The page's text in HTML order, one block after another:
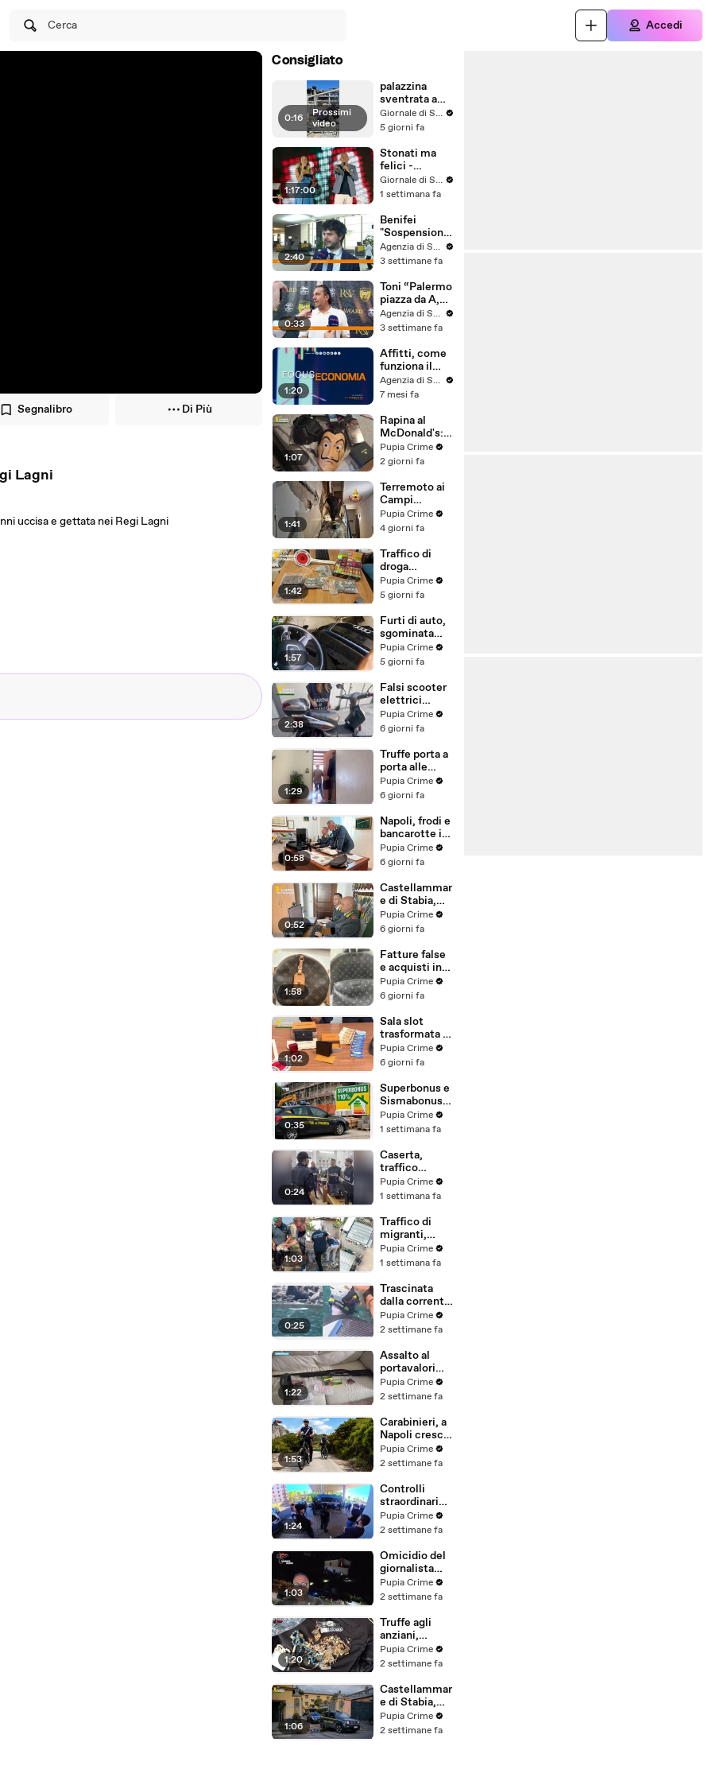
Cerca Accedi
Segnalibro Di Più
Lagni
uccisa e gettata nei Regi Lagni
Consigliato
0:16 | Prossimi
video
palazzina
sventrata a
Messina,
nuovo video
Giornale di Sicilia
5 giorni fa
1:17:00
Stonati ma
felici -
Puntata 15Giornale di Sicilia
1 settimana fa
2:40
Benifei
"Sospensione
accordo Ue-
Israele
commerciale,
voto a
maggioranza"
Agenzia di Stampa ITALPRESS
3 settimane fa
0:33
Toni “Palermo
piazza da A,
può essere
l'anno buono”
Agenzia di Stampa ITALPRESS
3 settimane fa
1:20
Affitti, come
funziona il
canone
concordato
Agenzia di Stampa ITALPRESS
7 mesi fa
1:07
Rapina al
McDonald's:
cinque arresti,
due indagati
spaccio di
droga
(03.08.26)
Pupia Crime
2 giorni fa
1:41
Terremoto ai
Campi
Flegrei: 250
sfollati e 21
residenti
chiedono
certezze sul
futuro
(01.08.26)
Pupia Crime
4 giorni fa
1:42
Traffico di
droga
"ispirato" da
serie tv e trap:
(31.07.26)
Pupia Crime
5 giorni fa
1:57
Furti di auto,
sgominata
banda
specializzata:
(31.07.26)
Pupia Crime
5 giorni fa
2:38
Falsi scooter
elettrici
venduti come
e-bike:
5 milioni
(30.07.26)
Pupia Crime
6 giorni fa
1:29
Truffe porta a
porta alle
anziane: in 6 a
processo,
vittime in
tutta Italia
(30.07.26)
Pupia Crime
6 giorni fa
0:58
Napoli, frodi e
bancarotte in
commercio
vini:
7,8 milioni
(30.07.26)
Pupia Crime
6 giorni fa
0:52
Castellammar
e di Stabia,
evasione
fiscale:
beni per 1,6
milioni ad un
consorzio
navale
(29.07.26)
Pupia Crime
6 giorni fa
1:58
Fatture false
e acquisti in
nero, blitz
contro rete di
cinesi
sequestri per
8,5 milioni
(29.07.26)
Pupia Crime
6 giorni fa
1:02
Sala slot
trasformata in
"bancomat":
sequestrati
220mila euro
a due coniugi
(29.07.26)
Pupia Crime
6 giorni fa
0:35
Superbonus e
Sismabonus,
sequestrati
beni per 1,4
scoperto
sistema con
false
abitazioni
(29.07.26)
Pupia Crime
1 settimana fa
0:24
Caserta,
traffico
internazionale
di cocaina:
latitante
nigeriano
ricercato dal
2019
(28.07.26)
Pupia Crime
1 settimana fa
1:03
Traffico di
migranti,
smantellata
rete tra
altre 9
province: 18
arresti
(27.07.26)
Pupia Crime
1 settimana fa
0:25
Trascinata
dalla corrente
per 3
chilometri su
materassino:
salvata dalla
Polizia
(25.07.26)
Pupia Crime
2 settimane fa
1:22
Assalto al
portavalori
con 30 chili
d'oro sventato
arresti
(25.07.26)
Pupia Crime
2 settimane fa
1:53
Carabinieri, a
Napoli cresce
la "flotta
green": nuove
elettriche e
mezzi
sostenibili
anche sulle
isole
(25.07.26)
Pupia Crime
2 settimane fa
1:24
Controlli
straordinari
della Polizia a
Milano e
arresti, 29
denunce e
oltre 7mila
persone
identificate
(25.07.26)
Pupia Crime
2 settimane fa
1:03
Omicidio del
giornalista
Luca
Esposito:
killer, è un
26enne
tunisino
(25.07.26)
Pupia Crime
2 settimane fa
1:20
Truffe agli
anziani,
arrestato il
telefonista
colpi anche ad
Aversa, oltre
300mila euro
il bottino
stimato
Pupia Crime
2 settimane fa
1:06
Castellammar
e di Stabia,
l'ombra del
clan
Pupia Crime
2 settimane fa